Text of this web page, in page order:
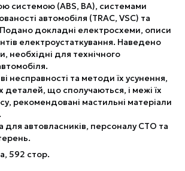
системою (ABS, BA), системами
автомобіля (TRAC, VSC) та
докладні електросхеми, описи
електроустаткування. Наведено
необхідні для технічного
несправності та методи їх усунення,
деталей, що сполучаються, і межі їх
рекомендовані мастильні матеріали
для автовласників, персоналу СТО та
592 стор.